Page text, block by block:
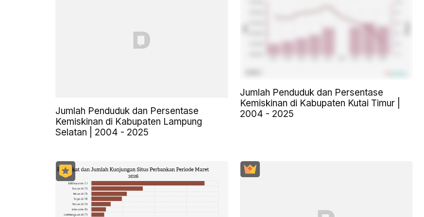
Jumlah Penduduk dan Persentase
Kemiskinan di Kabupaten Lampung
Selatan | 2004 - 2025
Jumlah Penduduk dan Persentase
Kemiskinan di Kabupaten Kutai Timur |
2004 - 2025